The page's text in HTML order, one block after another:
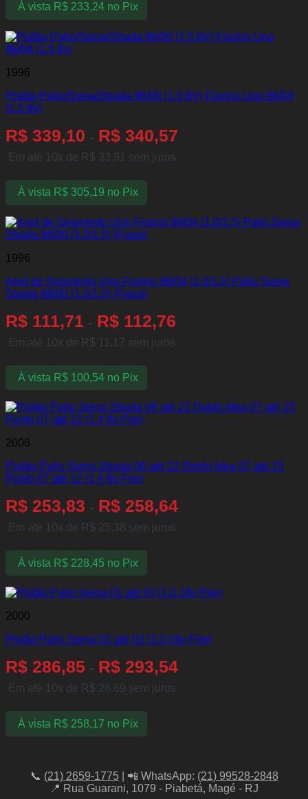
À vista R$233,24 no Pix
1996
Pistão Palio/Siena/Strada 96/00 (1.5 8V) Fiorino Uno 96/04
(1.5 8v)
R$ 339,10 - R$ 340,57
Em até 10x de R$ 33,91 sem juros
À vista R$305,19 no Pix
1996
Anel de Segmento Uno Fiorino 96/04 (1.0/1.5) Palio Siena
Strada 96/00 (1.0/1.5) (Fiasa)
R$ 111,71 - R$ 112,76
Em até 10x de R$ 11,17 sem juros
À vista R$100,54 no Pix
2006
Pistão Palio Siena Strada 06 até 22 Doblo Idea 07 até 15
Punto 07 até 12 (1.4 8v Fire)
R$ 253,83 - R$ 258,64
Em até 10x de R$ 25,38 sem juros
À vista R$228,45 no Pix
2000
Pistão Palio Siena 01 até 03 (1.0 16v Fire)
R$ 286,85 - R$ 293,54
Em até 10x de R$ 28,69 sem juros
À vista R$258,17 no Pix
📞 (21) 2659-1775| 📲 WhatsApp: (21) 99528-2848
📍 Rua Guarani, 1079 - Piabetá, Magé - RJ